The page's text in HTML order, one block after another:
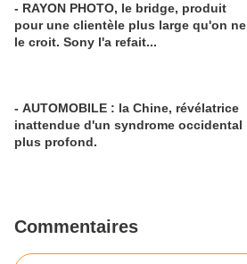
- RAYON PHOTO, le bridge, produit
pour une clientèle plus large qu'on ne
le croit. Sony l'a refait...
- AUTOMOBILE : la Chine, révélatrice
inattendue d'un syndrome occidental
plus profond.
Commentaires